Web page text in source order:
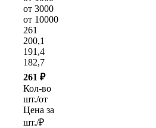
от 3000
от 10000
261
200,1
191,4
182,7
261 ₽
Кол-во
шт./от
Цена за
шт./₽